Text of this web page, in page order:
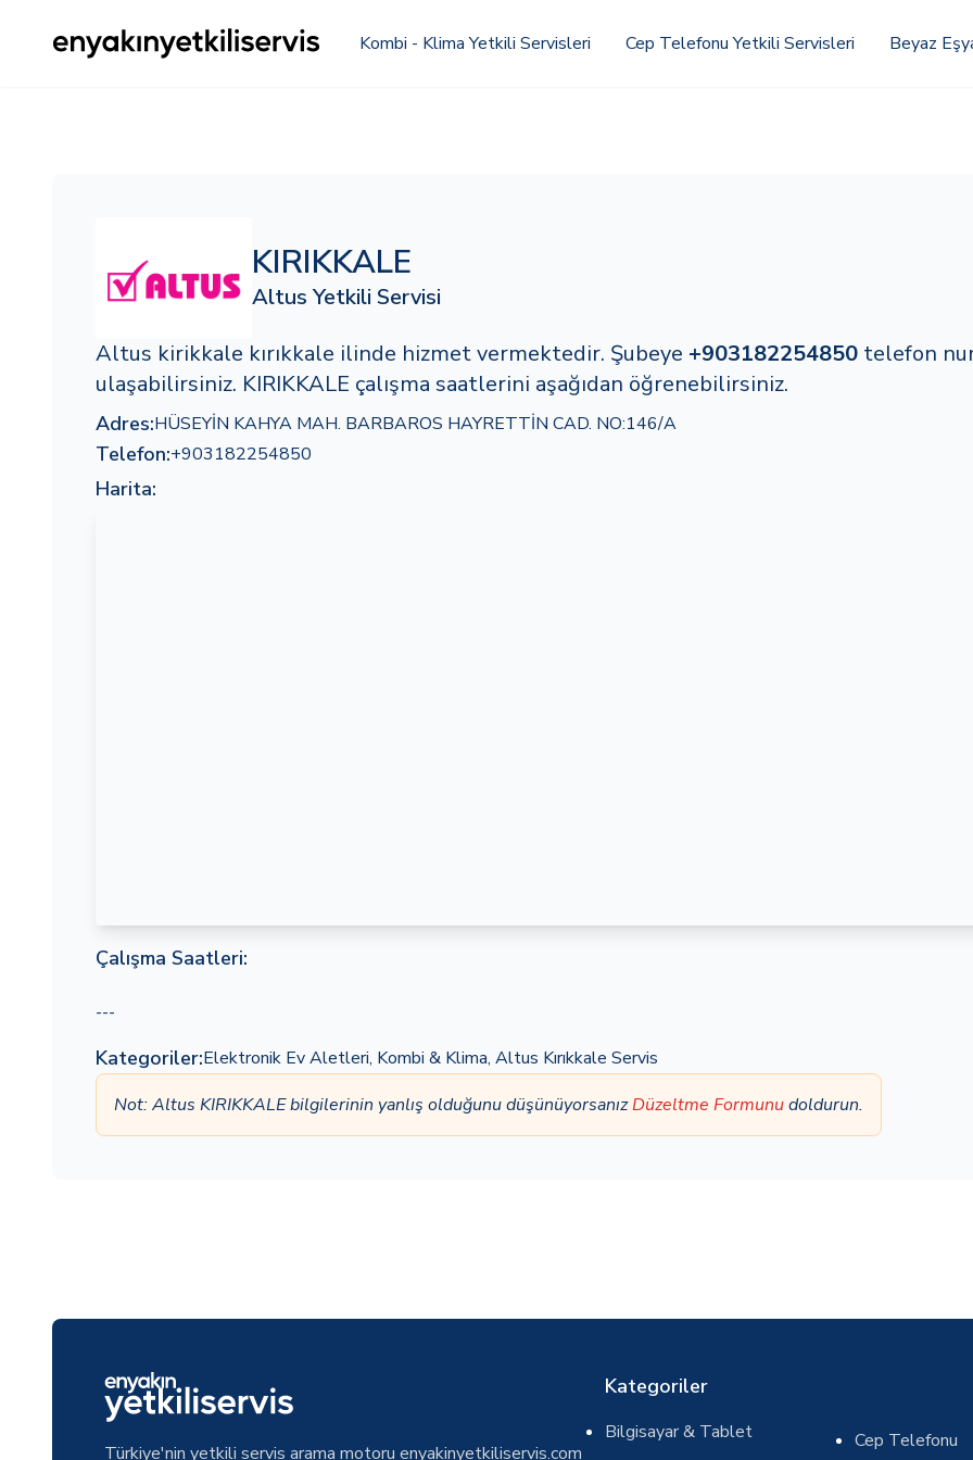
Kombi - Klima Yetkili Servisleri Cep Telefonu Yetkili Servisleri Beyaz
KIRIKKALE
Altus Yetkili Servisi
Altus kirikkale kırıkkale ilinde hizmet vermektedir. Şubeye +903182254850 telefon
ulaşabilirsiniz. KIRIKKALE çalışma saatlerini aşağıdan öğrenebilirsiniz.
Adres:HÜSEYİN KAHYA MAH. BARBAROS HAYRETTİN CAD. NO:146/A
Telefon:+903182254850
Harita:
Çalışma Saatleri:
---
Kategoriler:Elektronik Ev Aletleri, Kombi & Klima, Altus Kırıkkale Servis
Not: Altus KIRIKKALE bilgilerinin yanlış olduğunu düşünüyorsanızDüzeltme Formunudoldurun.
Türkiye'nin yetkili servis arama motoru enyakinyetkiliservis.com
Kategoriler
Bilgisayar & Tablet Cep Telefonu